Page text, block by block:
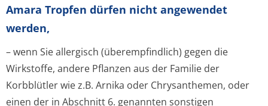
Amara Tropfen dürfen nicht angewendet
werden,
– wenn Sie allergisch (überempfindlich) gegen die
Wirkstoffe, andere Pflanzen aus der Familie der
Korbblütler wie z.B. Arnika oder Chrysanthemen, oder
einen der in Abschnitt 6. genannten sonstigen